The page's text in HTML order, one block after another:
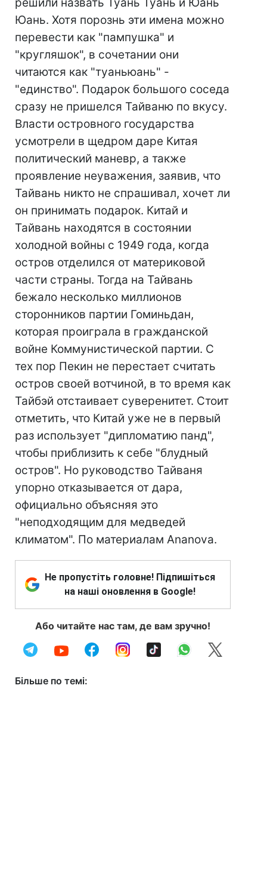
Юань. Хотя порознь эти имена можно
перевести как "пампушка" и
"кругляшок", в сочетании они
читаются как "туаньюань" -
"единство". Подарок большого соседа
сразу не пришелся Тайваню по вкусу.
Власти островного государства
усмотрели в щедром даре Китая
политический маневр, а также
проявление неуважения, заявив, что
Тайвань никто не спрашивал, хочет ли
он принимать подарок. Китай и
Тайвань находятся в состоянии
холодной войны с 1949 года, когда
остров отделился от материковой
части страны. Тогда на Тайвань
бежало несколько миллионов
сторонников партии Гоминьдан,
которая проиграла в гражданской
войне Коммунистической партии. С
тех пор Пекин не перестает считать
остров своей вотчиной, в то время как
Тайбэй отстаивает суверенитет. Стоит
отметить, что Китай уже не в первый
раз использует "дипломатию панд",
чтобы приблизить к себе "блудный
остров". Но руководство Тайваня
упорно отказывается от дара,
официально объясняя это
"неподходящим для медведей
климатом". По материалам Ananova.
Не пропустіть головне! Підпишіться
на наші оновлення в Google!
Або читайте нас там, де вам зручно!
Більше по темі: